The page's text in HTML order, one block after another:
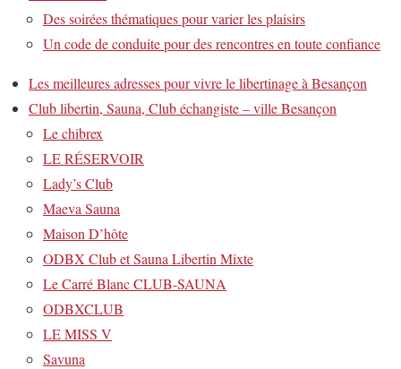
Des soirées thématiques pour varier les plaisirs
Un code de conduite pour des rencontres en toute confiance
Les meilleures adresses pour vivre le libertinage à Besançon
Club libertin, Sauna, Club échangiste – ville Besançon
Le chibrex
LE RÉSERVOIR
Lady’s Club
Maeva Sauna
Maison D’hôte
ODBX Club et Sauna Libertin Mixte
Le Carré Blanc CLUB-SAUNA
ODBXCLUB
LE MISS V
Savuna